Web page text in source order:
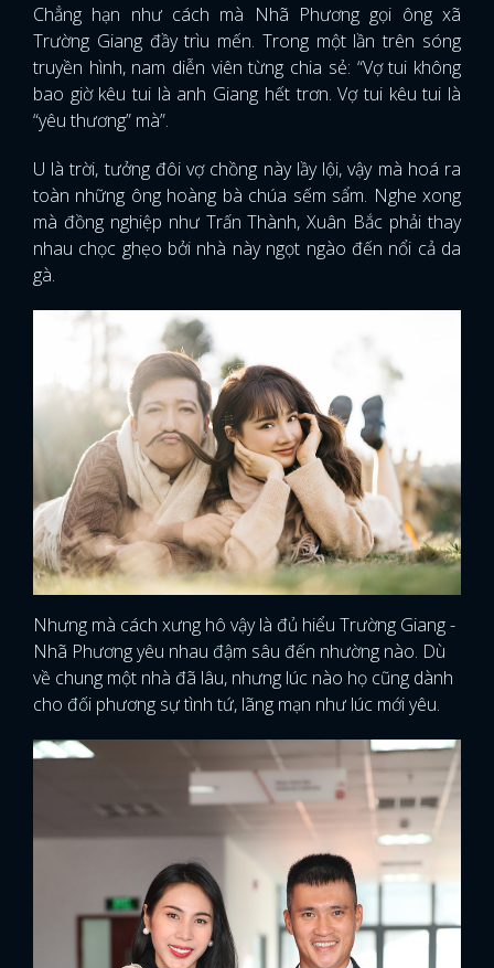
Chẳng hạn như cách mà Nhã Phương gọi ông xã
Trường Giang đầy trìu mến. Trong một lần trên sóng
truyền hình, nam diễn viên từng chia sẻ: “Vợ tui không
bao giờ kêu tui là anh Giang hết trơn. Vợ tui kêu tui là
“yêu thương” mà”.
U là trời, tưởng đôi vợ chồng này lầy lội, vậy mà hoá ra
toàn những ông hoàng bà chúa sếm sẩm. Nghe xong
mà đồng nghiệp như Trấn Thành, Xuân Bắc phải thay
nhau chọc ghẹo bởi nhà này ngọt ngào đến nổi cả da
gà.
Nhưng mà cách xưng hô vậy là đủ hiểu Trường Giang -
Nhã Phương yêu nhau đậm sâu đến nhường nào. Dù
về chung một nhà đã lâu, nhưng lúc nào họ cũng dành
cho đối phương sự tình tứ, lãng mạn như lúc mới yêu.